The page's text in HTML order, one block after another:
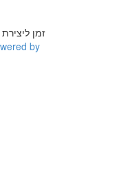
זמן ליצירת דף:
by